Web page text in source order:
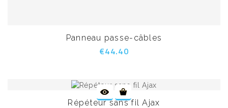
Panneau passe-câbles
€44.40
Répéteur sans fil Ajax